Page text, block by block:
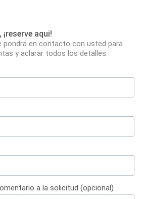
aqui!
pondrá en contacto con usted para
y aclarar todos los detalles.
a la solicitud (opcional)